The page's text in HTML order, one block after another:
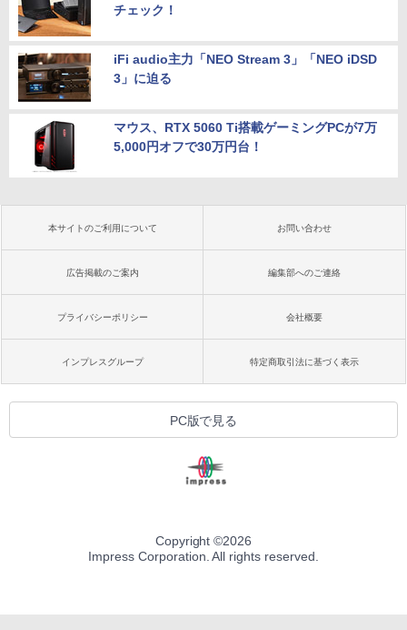
チェック！
iFi audio主力「NEO Stream 3」「NEO iDSD
3」に迫る
マウス、RTX 5060 Ti搭載ゲーミングPCが7万
5,000円オフで30万円台！
本サイトのご利用について お問い合わせ
広告掲載のご案内 編集部へのご連絡
プライバシーポリシー 会社概要
インプレスグループ 特定商取引法に基づく表示
PC版で見る
Copyright ©2026
Impress Corporation. All rights reserved.